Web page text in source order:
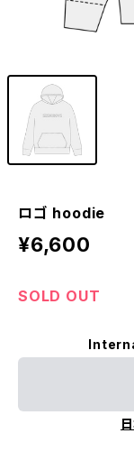
ロゴ hoodie
¥6,600
SOLD OUT